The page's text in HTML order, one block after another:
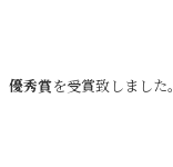
優秀賞を受賞致しました。